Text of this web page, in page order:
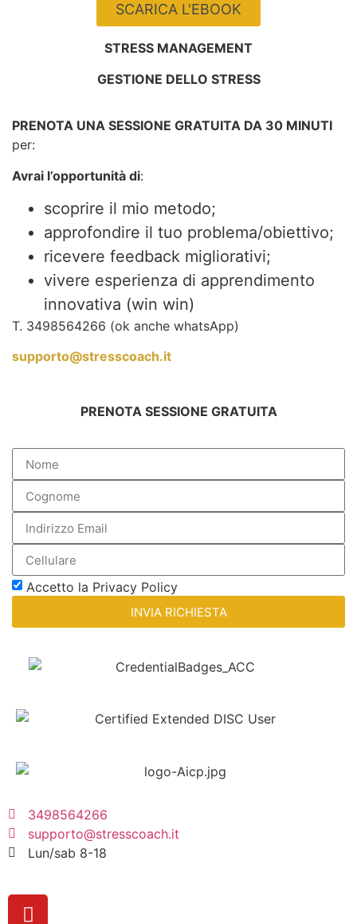
SCARICA L'EBOOK
STRESS MANAGEMENT
GESTIONE DELLO STRESS
PRENOTA UNA SESSIONE GRATUITA DA 30 MINUTI
per:
Avrai l’opportunità di:
scoprire il mio metodo;
approfondire il tuo problema/obiettivo;
ricevere feedback migliorativi;
vivere esperienza di apprendimento
innovativa (win win)
T. 3498564266 (ok anche whatsApp)
supporto@stresscoach.it
PRENOTA SESSIONE GRATUITA
Accetto la Privacy Policy
INVIA RICHIESTA
3498564266
supporto@stresscoach.it
Lun/sab 8-18